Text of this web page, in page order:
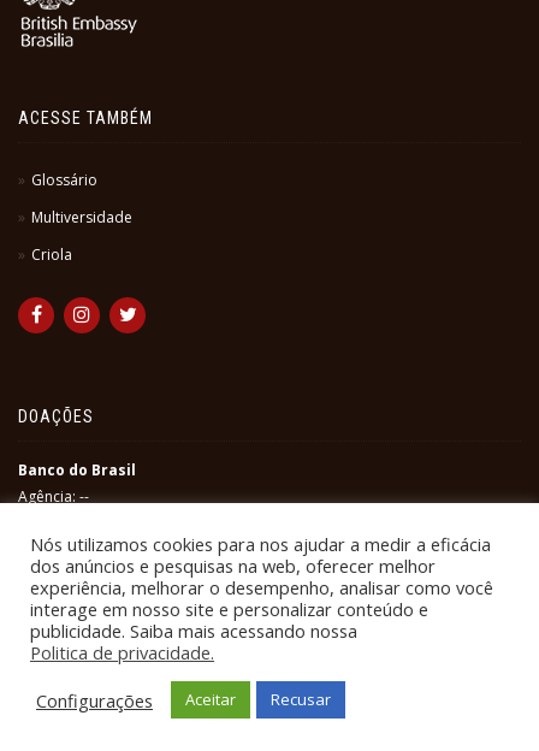
ACESSE TAMBÉM
Glossário
Multiversidade
Criola
DOAÇÕES
Banco do Brasil
Agência: --
CNPJ: --
Nós utilizamos cookies para nos ajudar a medir a eficácia
dos anúncios e pesquisas na web, oferecer melhor
experiência, melhorar o desempenho, analisar como você
interage em nosso site e personalizar conteúdo e
publicidade. Saiba mais acessando nossa
Politica de privacidade.
Configurações
Aceitar Recusar